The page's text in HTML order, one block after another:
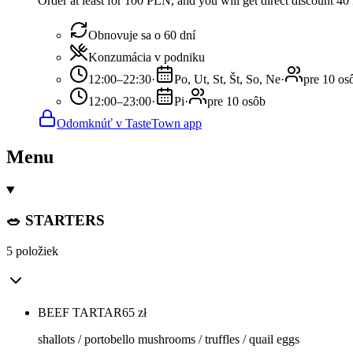
Obnovuje sa o 60 dní
Konzumácia v podniku
12:00–22:30· Po, Ut, St, Št, So, Ne·
pre 10
12:00–23:00· Pi·
pre 10 osôb
Odomknúť v TasteTown app
Menu
🥗 STARTERS
5 položiek
BEEF TARTAR65 zł
shallots / portobello mushrooms / truffles / quail eggs